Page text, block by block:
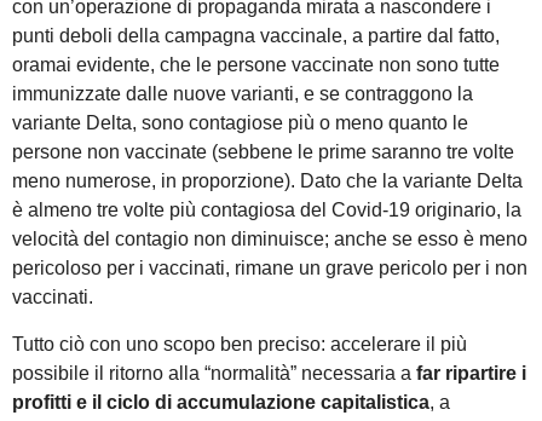
con un’operazione di propaganda mirata a nascondere i
punti deboli della campagna vaccinale, a partire dal fatto,
oramai evidente, che le persone vaccinate non sono tutte
immunizzate dalle nuove varianti, e se contraggono la
variante Delta, sono contagiose più o meno quanto le
persone non vaccinate (sebbene le prime saranno tre volte
meno numerose, in proporzione). Dato che la variante Delta
è almeno tre volte più contagiosa del Covid-19 originario, la
velocità del contagio non diminuisce; anche se esso è meno
pericoloso per i vaccinati, rimane un grave pericolo per i non
vaccinati.
Tutto ciò con uno scopo ben preciso: accelerare il più
possibile il ritorno alla “normalità” necessaria a far ripartire i
profitti e il ciclo di accumulazione capitalistica, a